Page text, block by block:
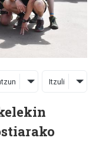
Itzuli